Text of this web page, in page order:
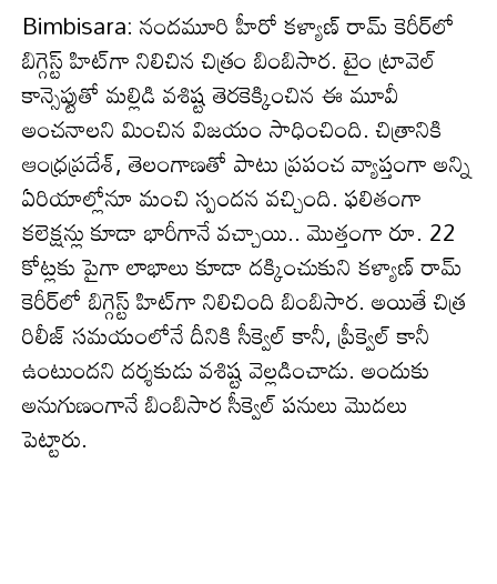
Bimbisara: నంద‌మూరి హీరో క‌ళ్యాణ్ రామ్ కెరీర్‌లో
బిగ్గెస్ట్ హిట్‌గా నిలిచిన చిత్రం బింబిసార‌. టైం ట్రావెల్
కాన్సెప్టుతో మల్లిడి వశిష్ట తెరకెక్కించిన ఈ మూవీ
అంచ‌నాల‌ని మించిన విజ‌యం సాధించింది. చిత్రానికి
ఆంధ్రప్రదేశ్, తెలంగాణతో పాటు ప్రపంచ వ్యాప్తంగా అన్ని
ఏరియాల్లోనూ మంచి స్పందన వచ్చింది. ఫలితంగా
కలెక్షన్లు కూడా భారీగానే వ‌చ్చాయి.. మొత్తంగా రూ. 22
కోట్లకు పైగా లాభాలు కూడా దక్కించుకుని క‌ళ్యాణ్ రామ్‌
కెరీర్‌లో బిగ్గెస్ట్ హిట్‌గా నిలిచింది బింబిసార‌. అయితే చిత్ర
రిలీజ్ సమయంలోనే దీనికి సీక్వెల్ కానీ, ప్రీక్వెల్ కానీ
ఉంటుంద‌ని దర్శకుడు వశిష్ట వెల్లడించాడు. అందుకు
అనుగుణంగానే బింబిసార సీక్వెల్ ప‌నులు మొద‌లు
పెట్టారు.